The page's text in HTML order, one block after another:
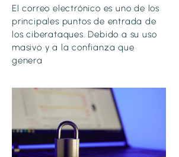
El correo electrónico es uno de los
principales puntos de entrada de
los ciberataques. Debido a su uso
masivo y a la confianza que
genera